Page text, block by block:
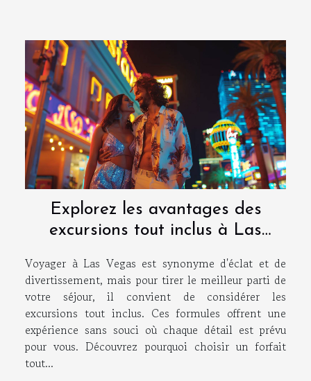
Explorez les avantages des
excursions tout inclus à Las
Voyager à Las Vegas est synonyme d'éclat et de
divertissement, mais pour tirer le meilleur parti de
votre séjour, il convient de considérer les
excursions tout inclus. Ces formules offrent une
expérience sans souci où chaque détail est prévu
pour vous. Découvrez pourquoi choisir un forfait
tout...